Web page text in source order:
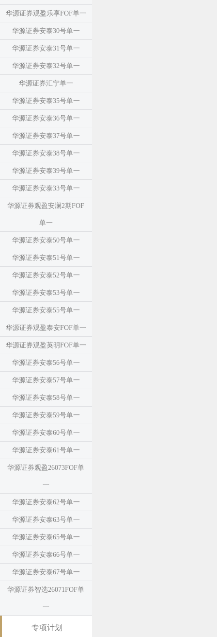
华源证券观盈乐享FOF单一
华源证券安泰30号单一
华源证券安泰31号单一
华源证券安泰32号单一
华源证券汇宁单一
华源证券安泰35号单一
华源证券安泰36号单一
华源证券安泰37号单一
华源证券安泰38号单一
华源证券安泰39号单一
华源证券安泰33号单一
华源证券观盈安澜2期FOF
单一
华源证券安泰50号单一
华源证券安泰51号单一
华源证券安泰52号单一
华源证券安泰53号单一
华源证券安泰55号单一
华源证券观盈泰安FOF单一
华源证券观盈英明FOF单一
华源证券安泰56号单一
华源证券安泰57号单一
华源证券安泰58号单一
华源证券安泰59号单一
华源证券安泰60号单一
华源证券安泰61号单一
华源证券观盈26073FOF单
一
华源证券安泰62号单一
华源证券安泰63号单一
华源证券安泰65号单一
华源证券安泰66号单一
华源证券安泰67号单一
华源证券智选26071FOF单
一
专项计划